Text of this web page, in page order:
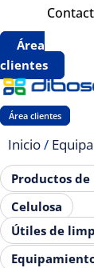
Área
clientes
Área clientes
Inicio/
Productos
Celulosa
Útiles de